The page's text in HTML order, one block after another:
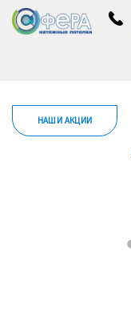
НАШИ АКЦИИ